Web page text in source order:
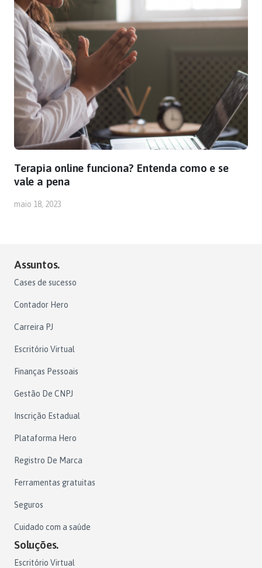
Terapia online funciona? Entenda como e se
vale a pena
maio 18, 2023
Assuntos.
Cases de sucesso
Contador Hero
Carreira PJ
Escritório Virtual
Finanças Pessoais
Gestão De CNPJ
Inscrição Estadual
Plataforma Hero
Registro De Marca
Ferramentas gratuitas
Seguros
Cuidado com a saúde
Soluções.
Escritório Virtual